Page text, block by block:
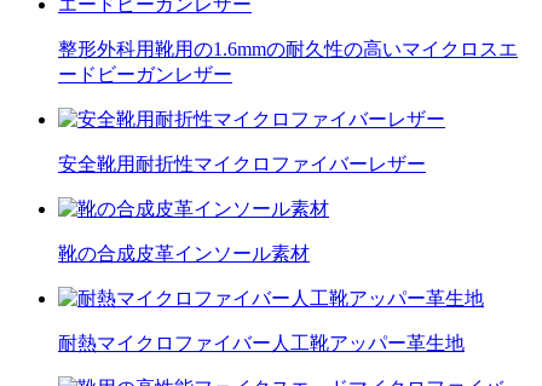
整形外科用靴用の1.6mmの耐久性の高いマイクロスエ
ードビーガンレザー
安全靴用耐折性マイクロファイバーレザー
靴の合成皮革インソール素材
耐熱マイクロファイバー人工靴アッパー革生地